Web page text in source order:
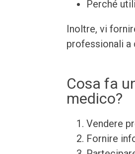
Perché
Inoltre, vi
professionali a
Cosa fa
medico?
Vendere
Fornire